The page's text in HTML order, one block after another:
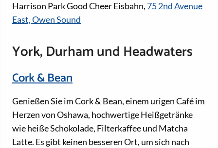
Harrison Park Good Cheer Eisbahn, 75 2nd Avenue
East, Owen Sound
York, Durham und Headwaters
Cork & Bean
Genießen Sie im Cork & Bean, einem urigen Café im
Herzen von Oshawa, hochwertige Heißgetränke
wie heiße Schokolade, Filterkaffee und Matcha
Latte. Es gibt keinen besseren Ort, um sich nach